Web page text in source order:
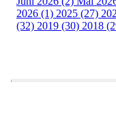
2026 (1) 2025 (27)
(32) 2019 (30) 2018